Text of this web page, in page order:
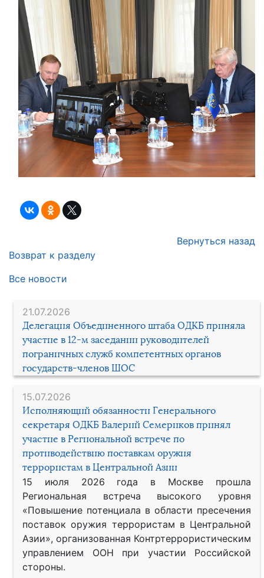
21.07.2026
Делегация Объединенного штаба ОДКБ приняла
участие в 12-м заседании руководителей
пограничных служб компетентных органов
государств-членов ШОС
15.07.2026
Исполняющий обязанности Генерального
секретаря ОДКБ Валерий Семериков принял
участие в Региональной встрече по
противодействию поставкам оружия
террористам в Центральной Азии
15 июля 2026 года в Москве прошла
Региональная встреча высокого уровня
«Повышение потенциала в области пресечения
поставок оружия террористам в Центральной
Азии», организованная Контртеррористическим
управлением ООН при участии Российской
стороны.
Вернуться назад
Возврат к разделу
Все новости